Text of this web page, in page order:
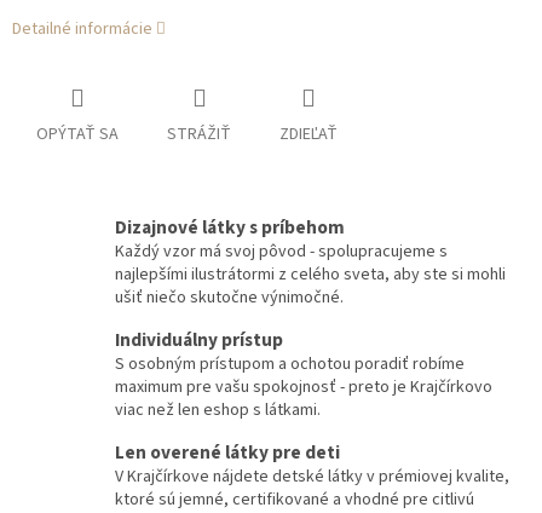
Detailné informácie
OPÝTAŤ SA STRÁŽIŤ ZDIEĽAŤ
Dizajnové látky s príbehom
Každý vzor má svoj pôvod - spolupracujeme s
najlepšími ilustrátormi z celého sveta, aby ste si mohli
ušiť niečo skutočne výnimočné.
Individuálny prístup
S osobným prístupom a ochotou poradiť robíme
maximum pre vašu spokojnosť - preto je Krajčírkovo
viac než len eshop s látkami.
Len overené látky pre deti
V Krajčírkove nájdete detské látky v prémiovej kvalite,
ktoré sú jemné, certifikované a vhodné pre citlivú